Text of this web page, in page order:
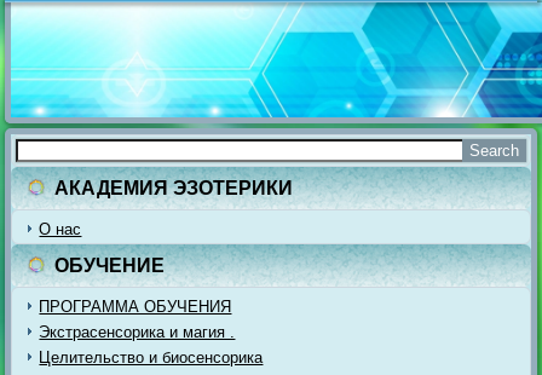
АКАДЕМИЯ ЭЗОТЕРИКИ
О нас
ОБУЧЕНИЕ
ПРОГРАММА ОБУЧЕНИЯ
Экстрасенсорика и магия .
Целительство и биосенсорика